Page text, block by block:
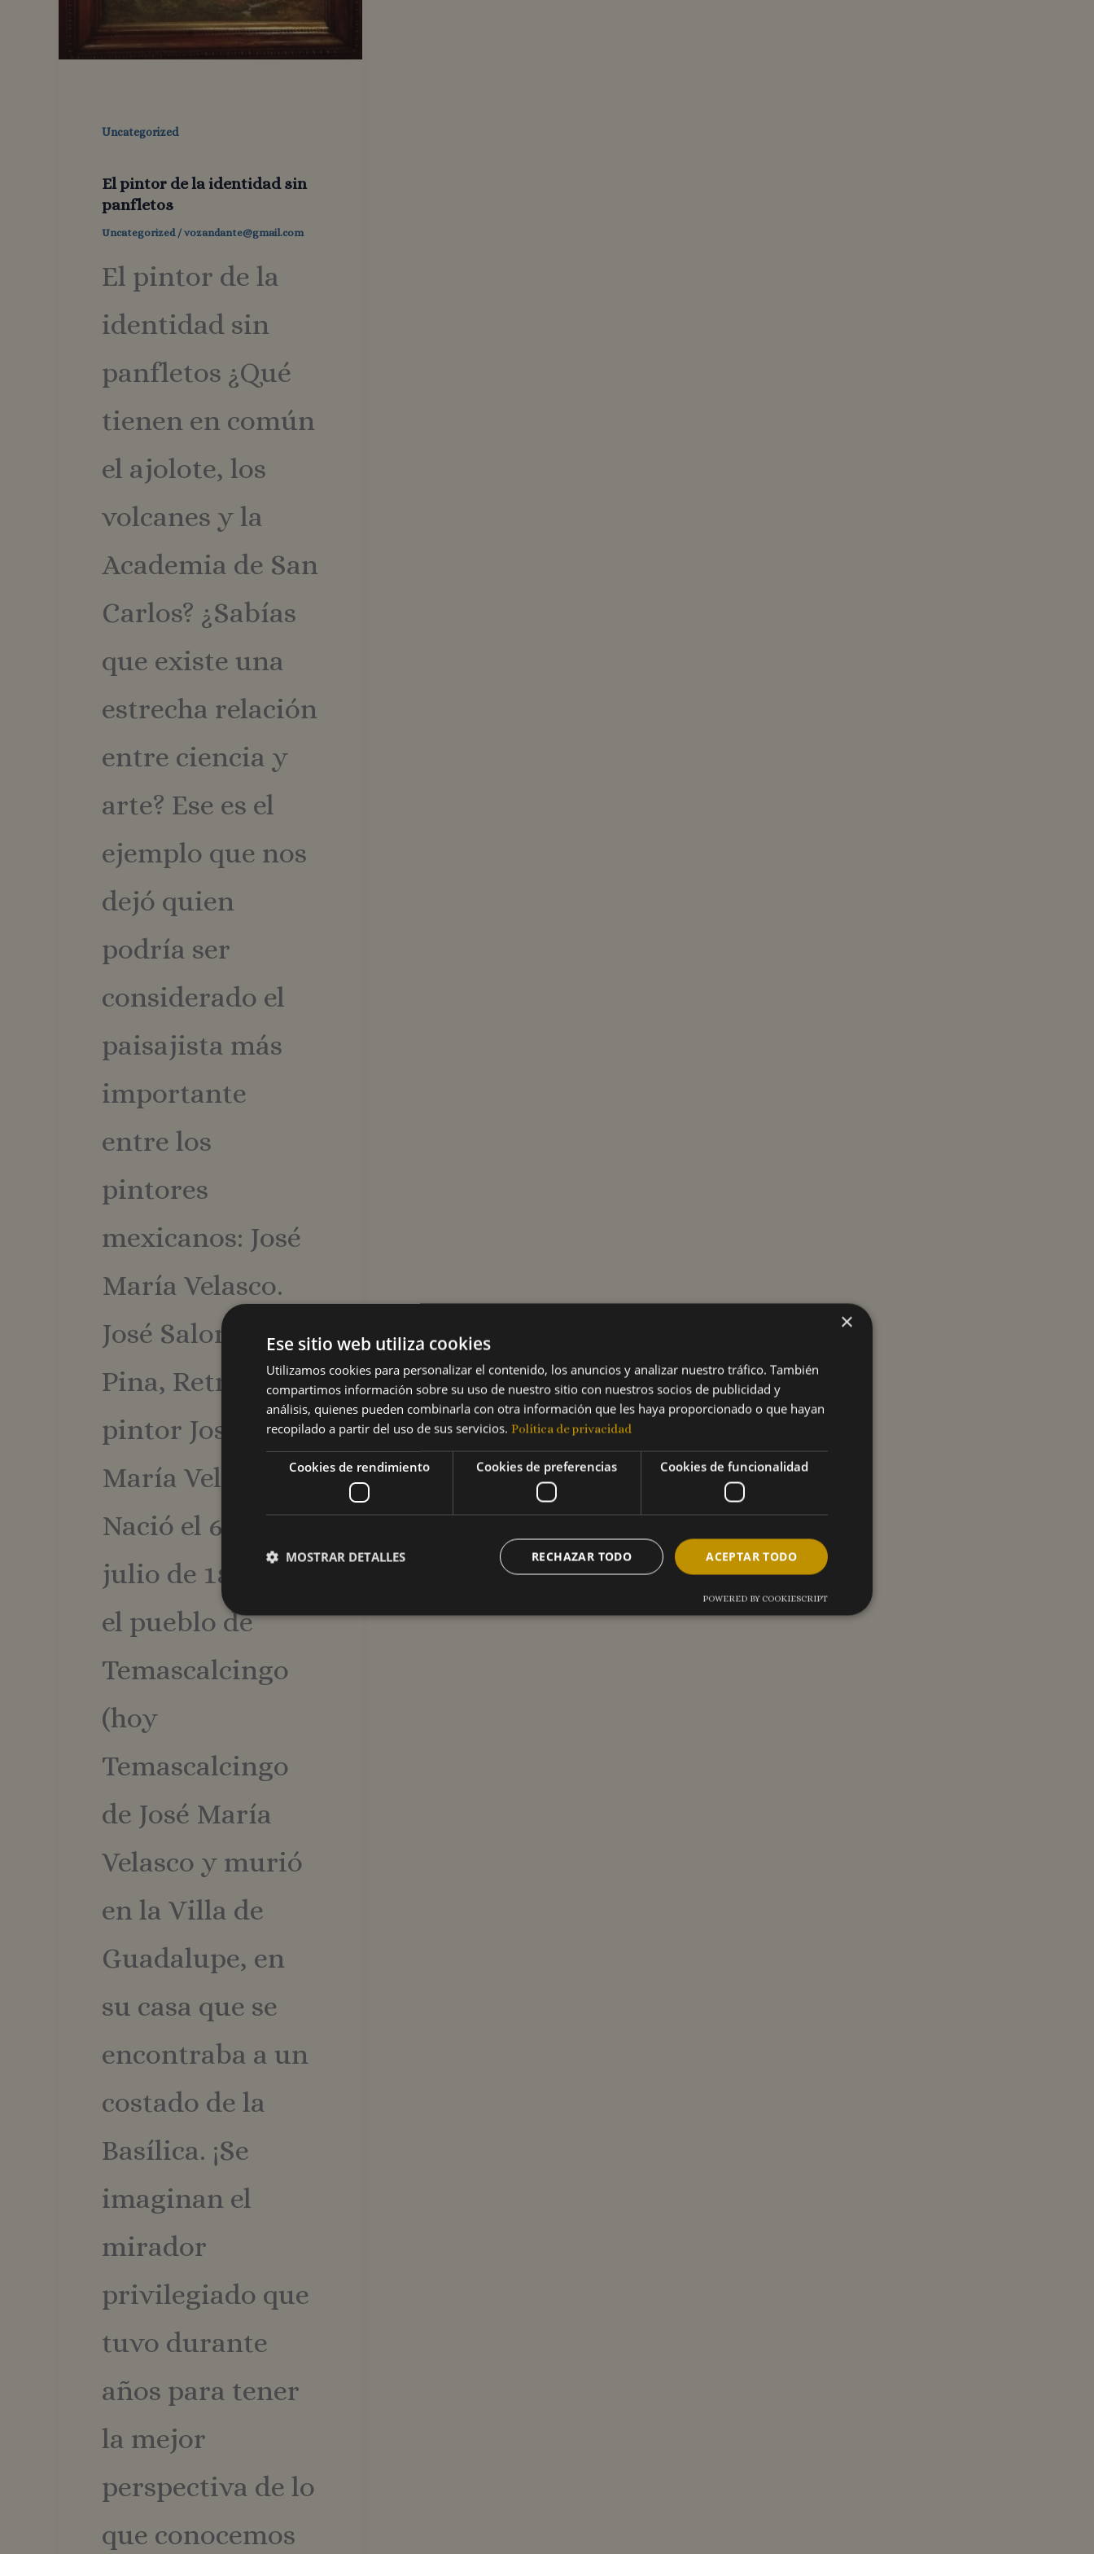
Uncategorized
El pintor de la identidad sin
panfletos
Uncategorized/ vozandante@gmail.com
El pintor de la
identidad sin
panfletos ¿Qué
tienen en común
el ajolote, los
volcanes y la
Academia de San
Carlos? ¿Sabías
que existe una
estrecha relación
entre ciencia y
arte? Ese es el
ejemplo que nos
dejó quien
podría ser
considerado el
paisajista más
importante
entre los
pintores
mexicanos: José
María Velasco.
José Salomé
Pina, Retrato del
pintor José
María Velasco
Nació el 6 de
julio de 1845, en
el pueblo de
Temascalcingo
(hoy
Temascalcingo
de José María
Velasco y murió
en la Villa de
Guadalupe, en
su casa que se
encontraba a un
costado de la
Basílica. ¡Se
imaginan el
mirador
privilegiado que
tuvo durante
años para tener
la mejor
perspectiva de lo
que conocemos
×
Ese sitio web utiliza cookies
Utilizamos cookies para personalizar el contenido, los anuncios y analizar nuestro tráfico. También
compartimos información sobre su uso de nuestro sitio con nuestros socios de publicidad y
análisis, quienes pueden combinarla con otra información que les haya proporcionado o que hayan
recopilado a partir del uso de sus servicios. Política de privacidad
Cookies de rendimiento Cookies de preferencias Cookies de funcionalidad
ACEPTAR TODO
RECHAZAR TODO
MOSTRAR DETALLES
Las cookies de rendimiento se utilizan para ver cómo los visitantes utilizan el sitio web. Por ejemplo: cookies analíticas. Este tipo
de cookies no se pueden utilizar para identificar directamente a un determinado visitante.
POWERED BY COOKIESCRIPT